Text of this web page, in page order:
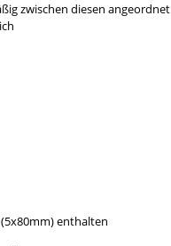
zwischen diesen angeordnet
enthalten